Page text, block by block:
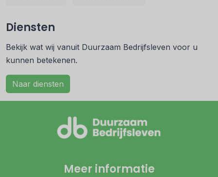
Diensten
Bekijk wat wij vanuit Duurzaam Bedrijfsleven voor u
kunnen betekenen.
Naar diensten
Meer informatie